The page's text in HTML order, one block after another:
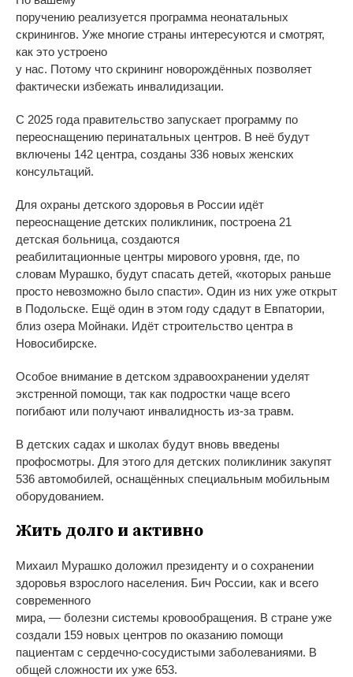
поручению реализуется программа неонатальных
скринингов. Уже многие страны интересуются и смотрят,
как это устроено
у нас. Потому что скрининг новорождённых позволяет
фактически избежать инвалидизации.
С 2025 года правительство запускает программу по
переоснащению перинатальных центров. В неё будут
включены 142 центра, созданы 336 новых женских
консультаций.
Для охраны детского здоровья в России идёт
переоснащение детских поликлиник, построена 21
детская больница, создаются
реабилитационные центры мирового уровня, где, по
словам Мурашко, будут спасать детей, «которых раньше
просто невозможно было спасти». Один из них уже открыт
в Подольске. Ещё один в этом году сдадут в Евпатории,
близ озера Мойнаки. Идёт строительство центра в
Новосибирске.
Особое внимание в детском здравоохранении уделят
экстренной помощи, так как подростки чаще всего
погибают или получают инвалидность из-за травм.
В детских садах и школах будут вновь введены
профосмотры. Для этого для детских поликлиник закупят
536 автомобилей, оснащённых специальным мобильным
оборудованием.
Жить долго и активно
Михаил Мурашко доложил президенту и о сохранении
здоровья взрослого населения. Бич России, как и всего
современного
мира, — болезни системы кровообращения. В стране уже
создали 159 новых центров по оказанию помощи
пациентам с сердечно-сосудистыми заболеваниями. В
общей сложности их уже 653.